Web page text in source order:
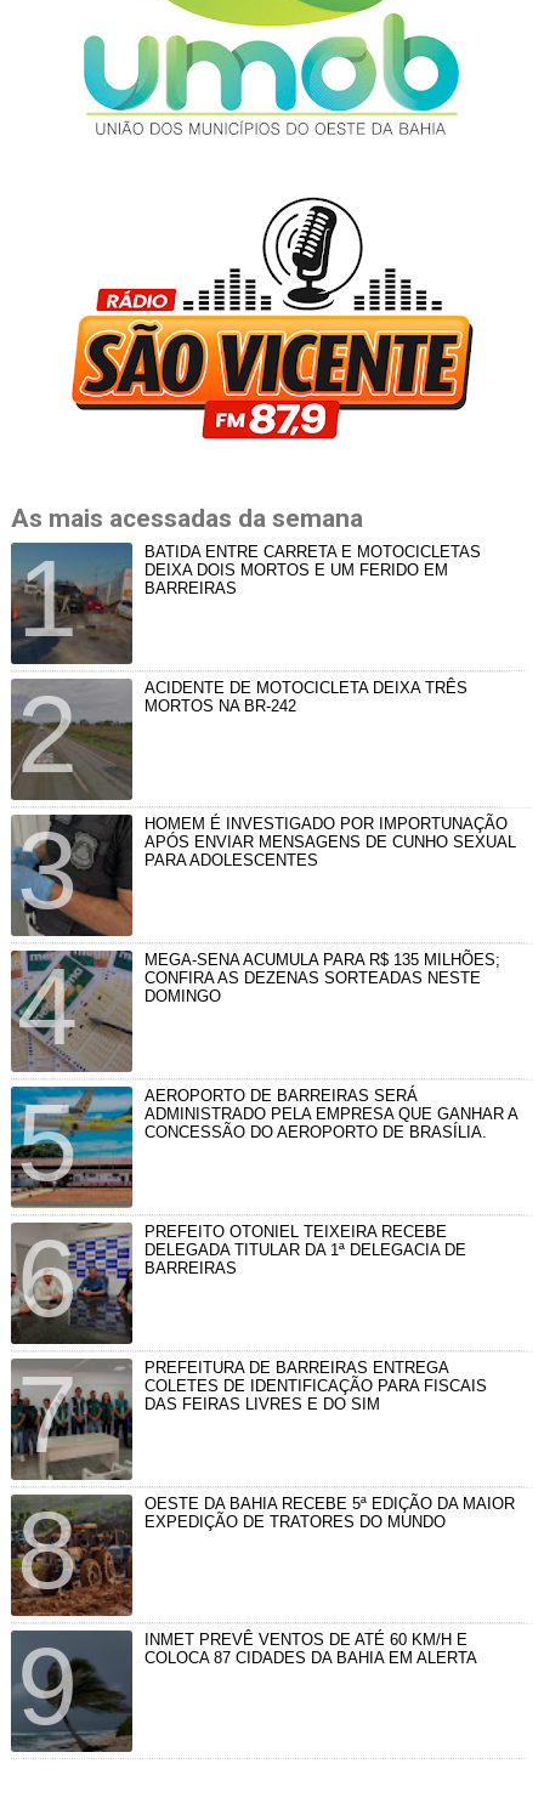
As mais acessadas da semana
BATIDA ENTRE CARRETA E MOTOCICLETAS
DEIXA DOIS MORTOS E UM FERIDO EM
BARREIRAS
ACIDENTE DE MOTOCICLETA DEIXA TRÊS
MORTOS NA BR-242
HOMEM É INVESTIGADO POR IMPORTUNAÇÃO
APÓS ENVIAR MENSAGENS DE CUNHO SEXUAL
PARA ADOLESCENTES
MEGA-SENA ACUMULA PARA R$ 135 MILHÕES;
CONFIRA AS DEZENAS SORTEADAS NESTE
DOMINGO
AEROPORTO DE BARREIRAS SERÁ
ADMINISTRADO PELA EMPRESA QUE GANHAR A
CONCESSÃO DO AEROPORTO DE BRASÍLIA.
PREFEITO OTONIEL TEIXEIRA RECEBE
DELEGADA TITULAR DA 1ª DELEGACIA DE
BARREIRAS
PREFEITURA DE BARREIRAS ENTREGA
COLETES DE IDENTIFICAÇÃO PARA FISCAIS
DAS FEIRAS LIVRES E DO SIM
OESTE DA BAHIA RECEBE 5ª EDIÇÃO DA MAIOR
EXPEDIÇÃO DE TRATORES DO MUNDO
INMET PREVÊ VENTOS DE ATÉ 60 KM/H E
COLOCA 87 CIDADES DA BAHIA EM ALERTA